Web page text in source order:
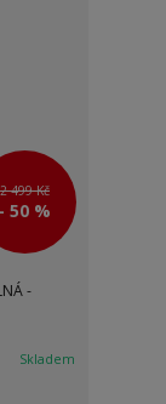
2 499 Kč
- 50 %
-
Skladem